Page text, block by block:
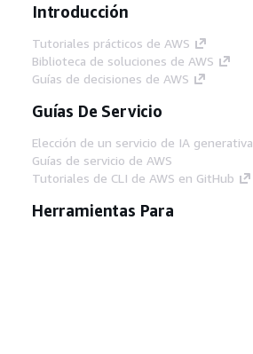
Introducción
Tutoriales prácticos de AWS
Biblioteca de soluciones de AWS
Guías de decisiones de AWS
Guías De Servicio
Elección de un servicio de IA generativa
Guías de servicio de AWS
Tutoriales de CLI de AWS en GitHub
Herramientas Para